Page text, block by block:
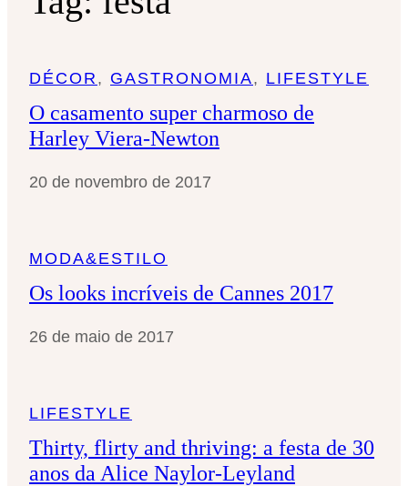
DÉCOR , GASTRONOMIA, LIFESTYLE
O casamento super charmoso de
Harley Viera-Newton
20 de novembro de 2017
MODA&ESTILO
Os looks incríveis de Cannes 2017
26 de maio de 2017
LIFESTYLE
Thirty, flirty and thriving: a festa de 30
anos da Alice Naylor-Leyland